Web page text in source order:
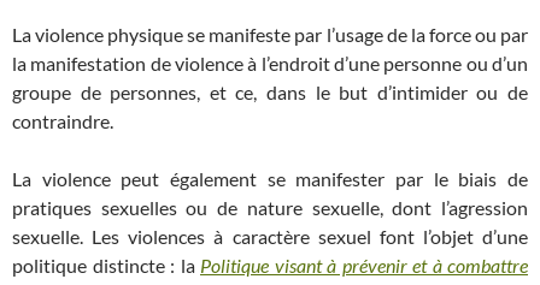
La violence physique se manifeste par l’usage de la force ou par
la manifestation de violence à l’endroit d’une personne ou d’un
groupe de personnes, et ce, dans le but d’intimider ou de
contraindre.
La violence peut également se manifester par le biais de
pratiques sexuelles ou de nature sexuelle, dont l’agression
sexuelle. Les violences à caractère sexuel font l’objet d’une
politique distincte : la Politique visant à prévenir et à combattre